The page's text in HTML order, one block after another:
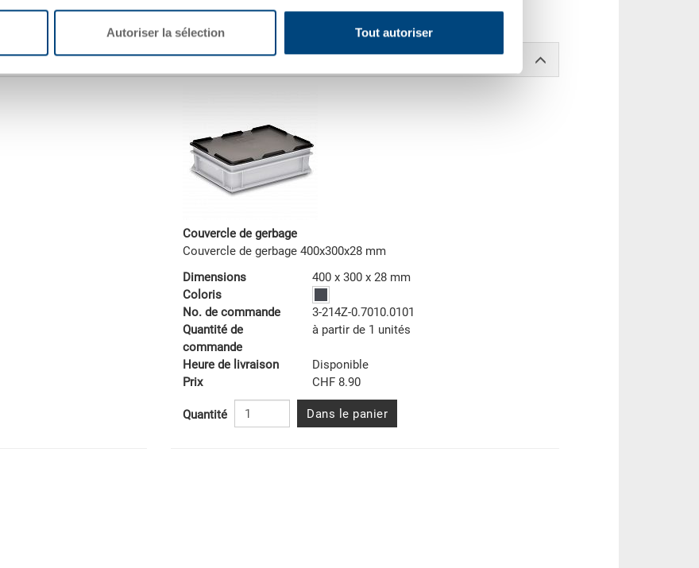
Autoriser la sélection Tout autoriser
demande.
Couvercle de gerbage
Couvercle de gerbage 400x300x28 mm
Dimensions
400 x 300 x 28 mm
Coloris
No. de commande
3-214Z-0.7010.0101
Quantité de
commande
à partir de 1 unités
Heure de livraison
Disponible
Prix
CHF 8.90
Quantité Dans le panier